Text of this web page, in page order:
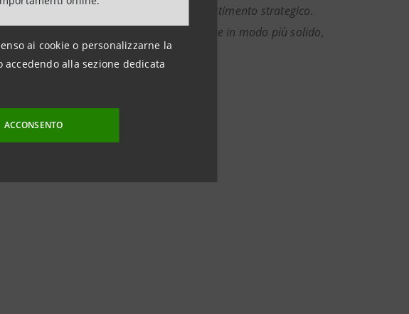
ai cookie o personalizzarne la
alla sezione dedicata
ACCONSENTO
non è più un costo, ma un investimento strategico.
competenze e opportunità per crescere in modo più solido,